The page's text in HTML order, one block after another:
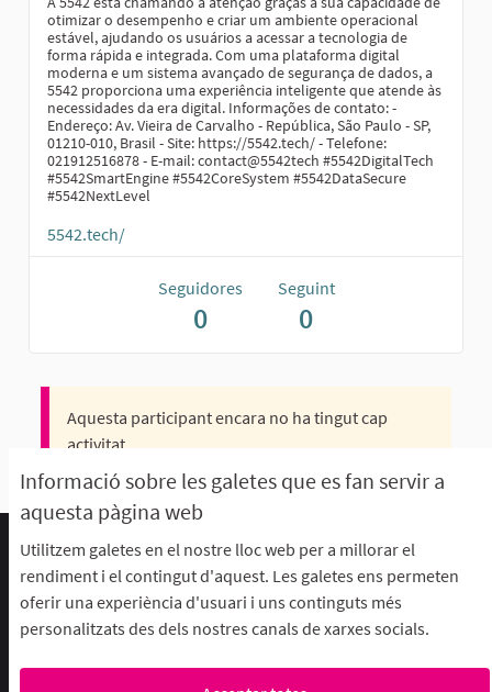
Informació sobre les galetes que es fan servir a
aquesta pàgina web
Utilitzem galetes en el nostre lloc web per a millorar el
rendiment i el contingut d'aquest. Les galetes ens permeten
oferir una experiència d'usuari i uns continguts més
personalitzats des dels nostres canals de xarxes socials.
otimizar o desempenho e criar um ambiente operacional
estável, ajudando os usuários a acessar a tecnologia de
forma rápida e integrada. Com uma plataforma digital
moderna e um sistema avançado de segurança de dados, a
5542 proporciona uma experiência inteligente que atende às
necessidades da era digital. Informações de contato: -
Endereço: Av. Vieira de Carvalho - República, São Paulo - SP,
01210-010, Brasil - Site: https://5542.tech/ - Telefone:
021912516878 - E-mail: contact@5542tech #5542DigitalTech
#5542SmartEngine #5542CoreSystem #5542DataSecure
#5542NextLevel
5542.tech/
Seguidores
0
Seguint
0
Aquesta participant encara no ha tingut cap
activitat.
Termes d'ús i condicions
Descarrega els fitxers de dades obertes
Configuració de les galetes